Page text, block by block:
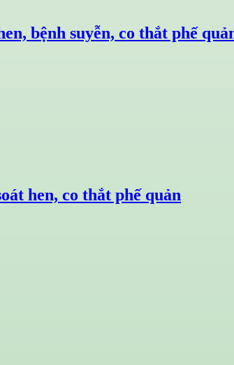
bệnh suyễn, co thắt phế
hen, co thắt phế quản